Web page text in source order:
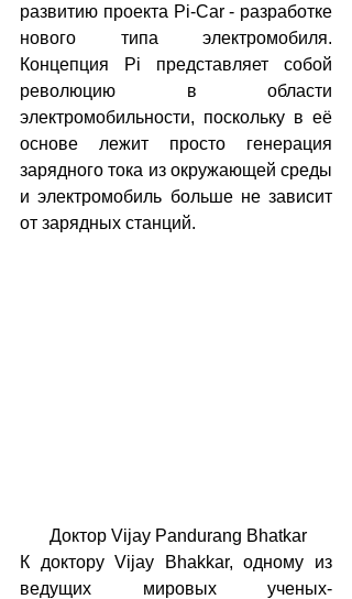
развитию проекта Pi-Car - разработке
нового типа электромобиля.
Концепция Pi представляет собой
революцию в области
электромобильности, поскольку в её
основе лежит просто генерация
зарядного тока из окружающей среды
и электромобиль больше не зависит
от зарядных станций.
Доктор Vijay Pandurang Bhatkar
К доктору Vijay Bhakkar, одному из
ведущих мировых ученых-